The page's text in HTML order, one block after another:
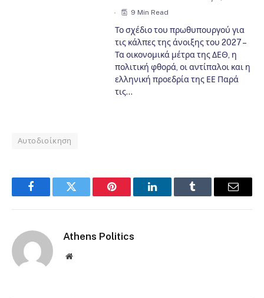
9 Min Read
Το σχέδιο του πρωθυπουργού για
τις κάλπες της άνοιξης του 2027 –
Τα οικονομικά μέτρα της ΔΕΘ, η
πολιτική φθορά, οι αντίπαλοι και η
ελληνική προεδρία της ΕΕ Παρά
τις…
Αυτοδιοίκηση
FacebookTwitter Pinterest LinkedInTumblr Email
Athens Politics
Website